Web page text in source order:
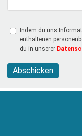
Indem du uns
enthaltenen
du in unserer
Abschicken